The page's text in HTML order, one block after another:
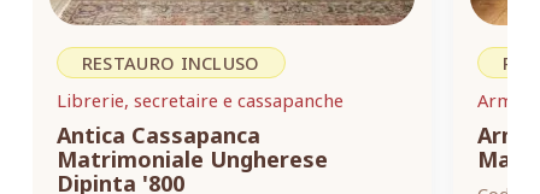
RESTAURO INCLUSO
Librerie, secretaire e cassapanche
Antica Cassapanca
Matrimoniale Ungherese
Dipinta '800